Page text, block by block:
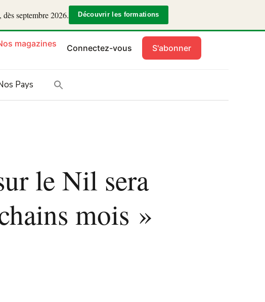
septembre 2026. Découvrir les formations
magazines Connectez-vous S'abonner
Pays
le Nil sera
mois »